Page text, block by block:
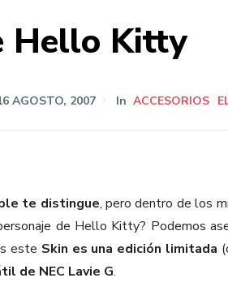
Hello Kitty
AGOSTO, 2007 In ACCESORIOS
te distingue, pero dentro de los
de Hello Kitty? Podemos
este Skin es una edición limitada
de NEC Lavie G.